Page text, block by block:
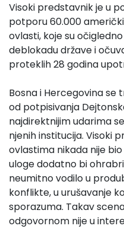
Visoki predstavnik je u
potporu 60.000
ovlasti, koje su
deblokadu države i
proteklih 28 godina
Bosna i Hercegovina se
od potpisivanja
najdirektnijim udarima
njenih institucija. Visoki
ovlastima nikada nije
uloge dodatno bi
neumitno vodilo u
konflikte, u urušavanje
sporazuma. Takav
odgovornom nije u